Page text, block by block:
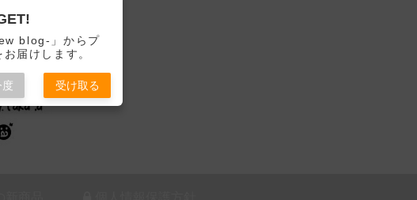
blog-」からプ
届けします。
度 受け取る